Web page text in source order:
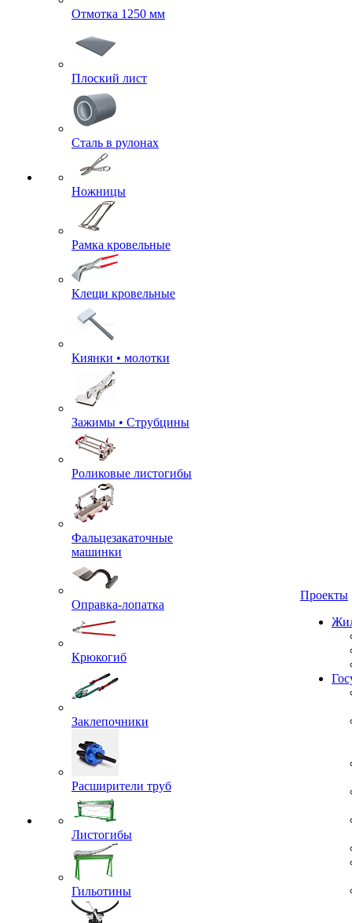
Отмотка 1250 мм
Плоский лист
Сталь в рулонах
Ножницы
Рамка кровельные
Клещи кровельные
Киянки • молотки
Зажимы • Струбцины
Роликовые листогибы
Фальцезакаточные
машинки
Оправка-лопатка
Крюкогиб
Заклепочники
Расширители труб
Листогибы
Гильотины
Проекты